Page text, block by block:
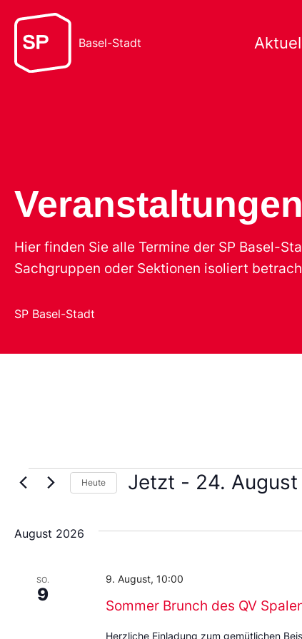
Basel-Stadt
Veranstaltungen
Hier finden Sie alle Termine der SP Basel-
Sachgruppen oder Sektionen isoliert
SP Basel-Stadt
Heute Jetzt - 24. August
das
August 2026
SO.
9
Sommer Brunch des QV
9. August, 10:00
Herzliche Einladung zum gemütlichen